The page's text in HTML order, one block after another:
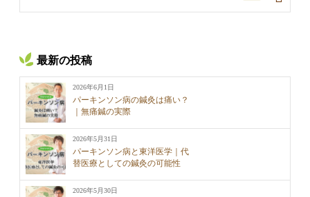
最新の投稿
2026年6月1日
パーキンソン病の鍼灸は痛い？
｜無痛鍼の実際
2026年5月31日
パーキンソン病と東洋医学｜代
替医療としての鍼灸の可能性
2026年5月30日